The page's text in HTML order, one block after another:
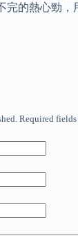
的熱心勁，
Required fields